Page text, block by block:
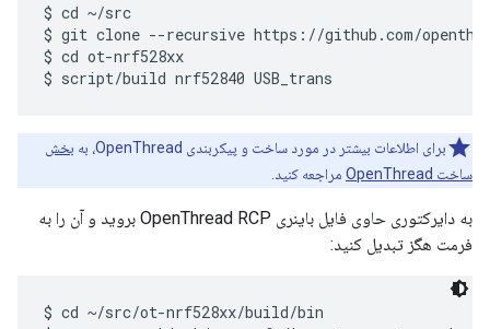
$ cd ~/src
$ git clone --recursive https://github.com/
$ cd ot-nrf528xx
برای اطلاعات بیشتر در مورد ساخت و پیکربندی OpenThread، به
بخش
ساخت OpenThread
مراجعه کنید.
به دایرکتوری حاوی فایل باینری OpenThread RCP بروید و آن را به
فرمت هگز تبدیل کنید:
$ cd ~/src/ot-nrf528xx/build/bin